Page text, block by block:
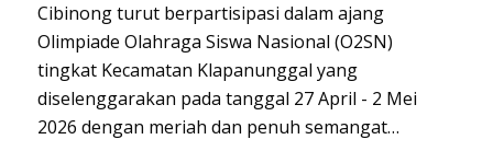
Cibinong turut berpartisipasi dalam ajang
Olimpiade Olahraga Siswa Nasional (O2SN)
tingkat Kecamatan Klapanunggal yang
diselenggarakan pada tanggal 27 April - 2 Mei
2026 dengan meriah dan penuh semangat…